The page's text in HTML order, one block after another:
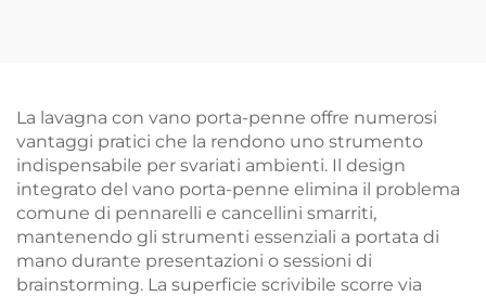
La lavagna con vano porta-penne offre numerosi
vantaggi pratici che la rendono uno strumento
indispensabile per svariati ambienti. Il design
integrato del vano porta-penne elimina il problema
comune di pennarelli e cancellini smarriti,
mantenendo gli strumenti essenziali a portata di
mano durante presentazioni o sessioni di
brainstorming. La superficie scrivibile scorre via